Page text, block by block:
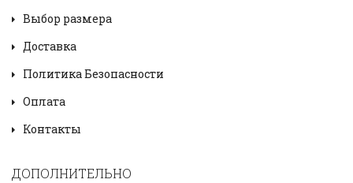
Выбор размера
Доставка
Политика Безопасности
Оплата
Контакты
ДОПОЛНИТЕЛЬНО